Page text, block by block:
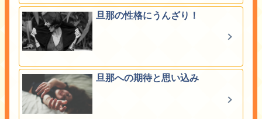
旦那の性格にうんざり！
旦那への期待と思い込み